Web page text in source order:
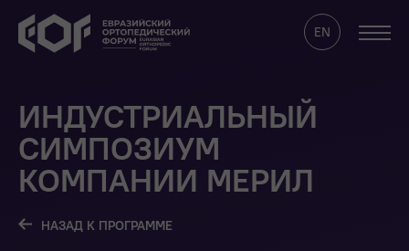
EN
ИНДУСТРИАЛЬНЫЙ
СИМПОЗИУМ
КОМПАНИИ МЕРИЛ
НАЗАД К ПРОГРАММЕ
О ФОРУМЕ
ПРОГРАММА
АРЕНДА СТЕНДОВ
СПИКЕРЫ